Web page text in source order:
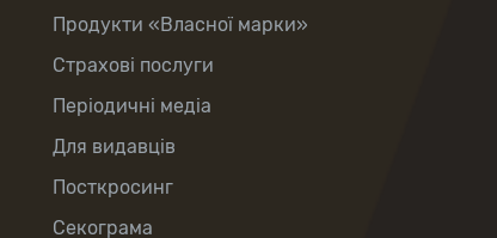
Продукти «Власної марки»
Страхові послуги
Періодичні медіа
Для видавців
Посткросинг
Секограма